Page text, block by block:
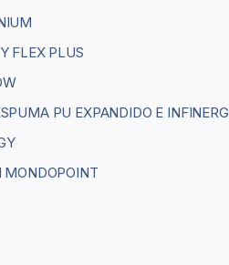
FLEX PLUS
PU EXPANDIDO E
MONDOPOINT